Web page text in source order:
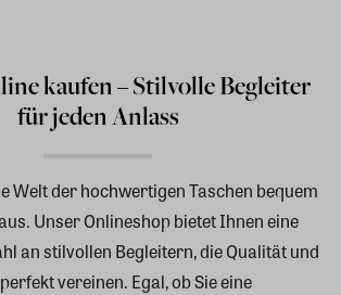
kaufen – Stilvolle Begleiter
für jeden Anlass
Welt der hochwertigen Taschen bequem
Unser Onlineshop bietet Ihnen eine
an stilvollen Begleitern, die Qualität und
vereinen. Egal, ob Sie eine